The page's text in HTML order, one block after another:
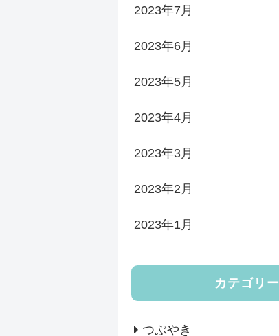
2023年7月
2023年6月
2023年5月
2023年4月
2023年3月
2023年2月
2023年1月
カテゴリー
つぶやき